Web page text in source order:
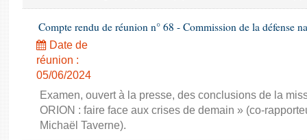
Compte rendu de réunion n° 68 - Commission de la défense
Date de
réunion :
05/06/2024
Examen, ouvert à la presse, des conclusions de la
ORION : faire face aux crises de demain » (co-
Michaël Taverne).